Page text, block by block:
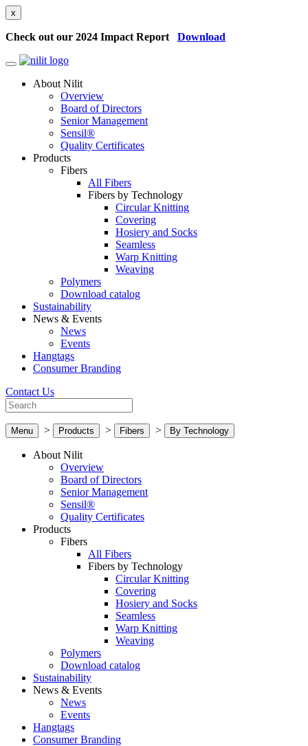
x
Check out our 2024 Impact Report Download
About Nilit
Overview
Board of Directors
Senior Management
Sensil®
Quality Certificates
Products
Fibers
All Fibers
Fibers by Technology
Circular Knitting
Covering
Hosiery and Socks
Seamless
Warp Knitting
Weaving
Polymers
Download catalog
Sustainability
News & Events
News
Events
Hangtags
Consumer Branding
Contact Us
Menu > Products > Fibers > By Technology
About Nilit
Overview
Board of Directors
Senior Management
Sensil®
Quality Certificates
Products
Fibers
All Fibers
Fibers by Technology
Circular Knitting
Covering
Hosiery and Socks
Seamless
Warp Knitting
Weaving
Polymers
Download catalog
Sustainability
News & Events
News
Events
Hangtags
Consumer Branding